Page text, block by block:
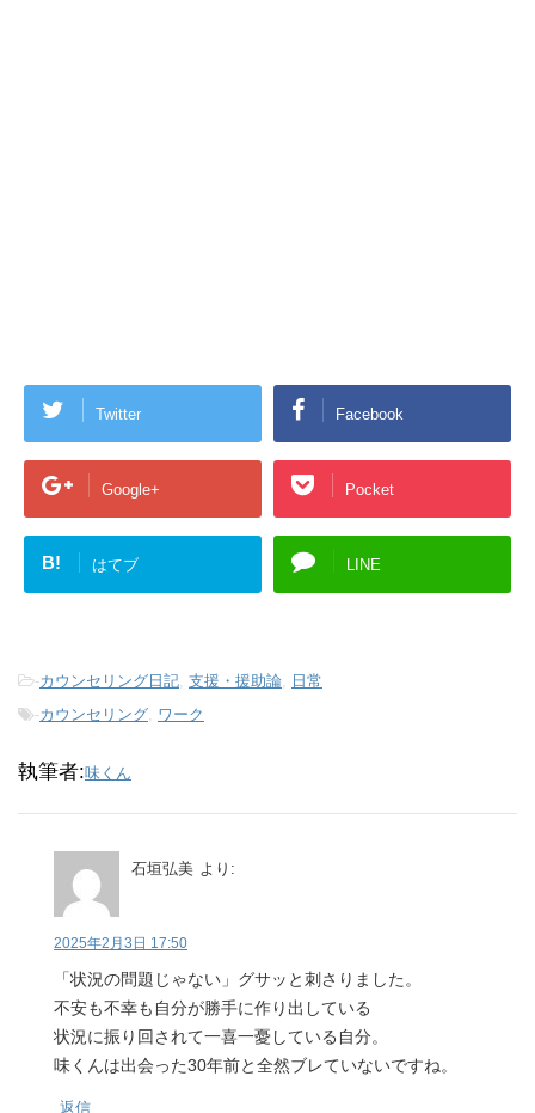
Twitter Facebook
Google+ Pocket
B! はてブ LINE
-カウンセリング日記, 支援・援助論, 日常
-カウンセリング, ワーク
執筆者:味くん
石垣弘美 より:
2025年2月3日 17:50
「状況の問題じゃない」グサッと刺さりました。
不安も不幸も自分が勝手に作り出している
状況に振り回されて一喜一憂している自分。
味くんは出会った30年前と全然ブレていないですね。
返信